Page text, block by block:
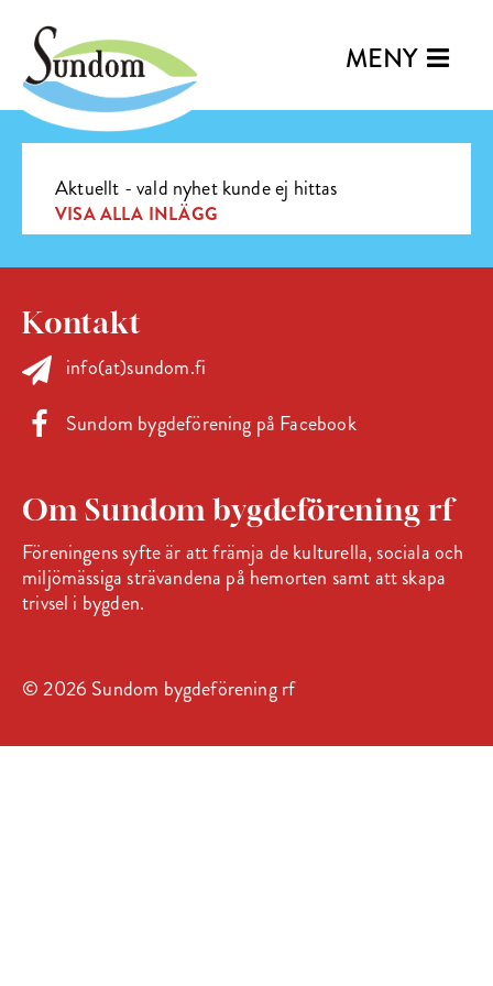
MENY
Aktuellt - vald nyhet kunde ej hittas
VISA ALLA INLÄGG
Kontakt
info(at)sundom.fi
Sundom bygdeförening på Facebook
Om Sundom bygdeförening rf
Föreningens syfte är att främja de kulturella, sociala och
miljömässiga strävandena på hemorten samt att skapa
trivsel i bygden.
© 2026 Sundom bygdeförening rf